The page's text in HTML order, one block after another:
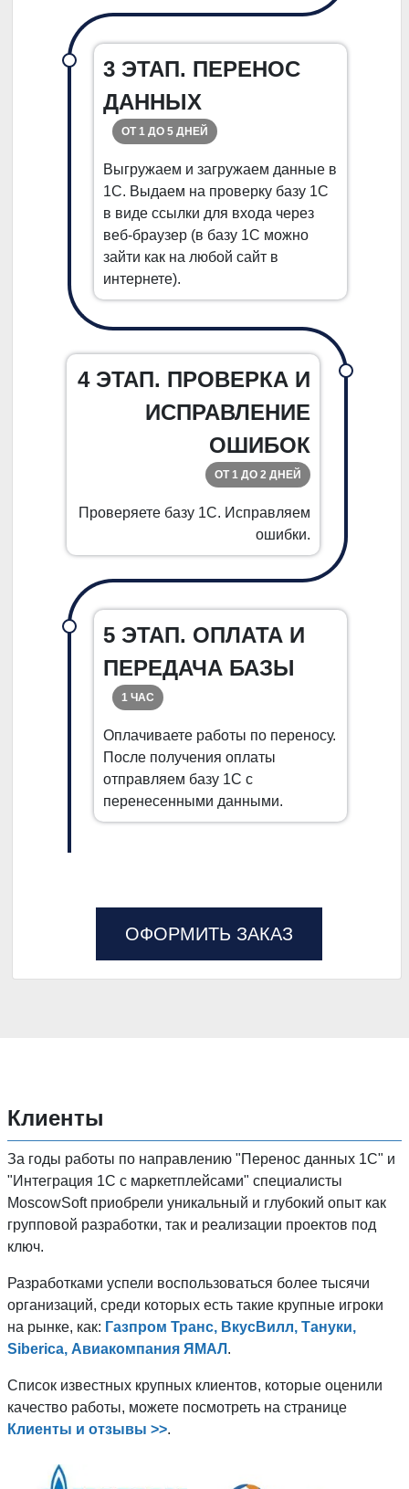
3 ЭТАП. ПЕРЕНОС
ДАННЫХ
ОТ 1 ДО 5 ДНЕЙ
Выгружаем и загружаем данные в
1С. Выдаем на проверку базу 1С
в виде ссылки для входа через
веб-браузер (в базу 1С можно
зайти как на любой сайт в
интернете).
4 ЭТАП. ПРОВЕРКА И
ИСПРАВЛЕНИЕ
ОШИБОК
ОТ 1 ДО 2 ДНЕЙ
Проверяете базу 1С. Исправляем
ошибки.
5 ЭТАП. ОПЛАТА И
ПЕРЕДАЧА БАЗЫ
1 ЧАС
Оплачиваете работы по переносу.
После получения оплаты
отправляем базу 1С с
перенесенными данными.
ОФОРМИТЬ ЗАКАЗ
Клиенты
За годы работы по направлению "Перенос данных 1C" и
"Интеграция 1С с маркетплейсами" специалисты
MoscowSoft приобрели уникальный и глубокий опыт как
групповой разработки, так и реализации проектов под
ключ.
Разработками успели воспользоваться более тысячи
организаций, среди которых есть такие крупные игроки
на рынке, как: Газпром Транс, ВкусВилл, Тануки,
Siberica, Авиакомпания ЯМАЛ .
Список известных крупных клиентов, которые оценили
качество работы, можете посмотреть на странице
Клиенты и отзывы >>.